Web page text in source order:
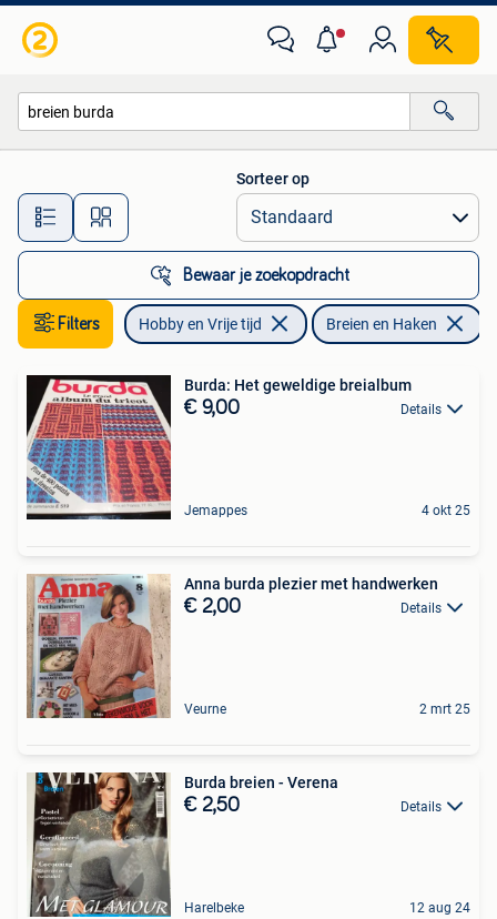
Alle afstanden…
Sorteer op
Bewaar je zoekopdracht
Filters Hobby en Vrije tijd Breien en Haken
Burda: Het geweldige breialbum
€ 9,00 Details
Jemappes 4 okt 25
Anna burda plezier met handwerken
€ 2,00 Details
Veurne 2 mrt 25
Burda breien - Verena
€ 2,50 Details
Harelbeke 12 aug 24